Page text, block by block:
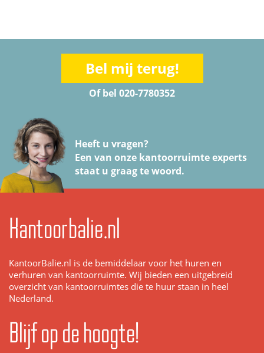
Bel mij terug!
Of bel 020-7780352
Heeft u vragen?
Een van onze kantoorruimte experts
staat u graag te woord.
Kantoorbalie.nl
KantoorBalie.nl is de bemiddelaar voor het huren en
verhuren van kantoorruimte. Wij bieden een uitgebreid
overzicht van kantoorruimtes die te huur staan in heel
Nederland.
Blijf op de hoogte!